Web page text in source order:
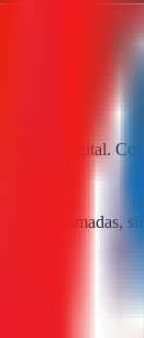
digital.
sin llamadas,